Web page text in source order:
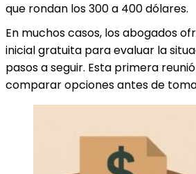
que rondan los 300 a 400 dólares.
En muchos casos, los abogados
inicial gratuita para evaluar la
pasos a seguir. Esta primera
comparar opciones antes de